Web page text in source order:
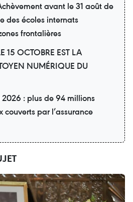
avant le 31 août de
des écoles internats
frontalières
15 OCTOBRE EST LA
NUMÉRIQUE DU
2026 : plus de 94 millions
couverts par l’assurance